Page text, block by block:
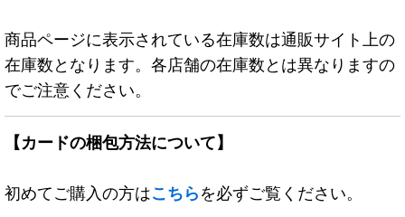
商品ページに表示されている在庫数は通販サイト上の
在庫数となります。各店舗の在庫数とは異なりますの
でご注意ください。
【カードの梱包方法について】
初めてご購入の方はこちらを必ずご覧ください。